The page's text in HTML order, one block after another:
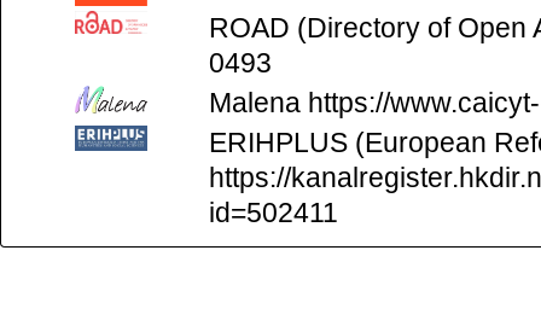
ROAD (Directory of Open
0493
Malena https://
ERIHPLUS (European
https://
id=502411